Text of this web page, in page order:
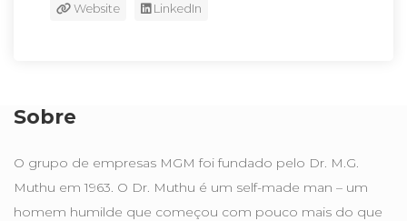
Website LinkedIn
Sobre
O grupo de empresas MGM foi fundado pelo Dr. M.G.
Muthu em 1963. O Dr. Muthu é um self-made man – um
homem humilde que começou com pouco mais do que